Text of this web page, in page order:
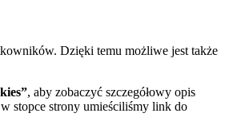
Dzięki temu możliwe jest także
, aby zobaczyć szczegółowy opis
stopce strony umieściliśmy link do